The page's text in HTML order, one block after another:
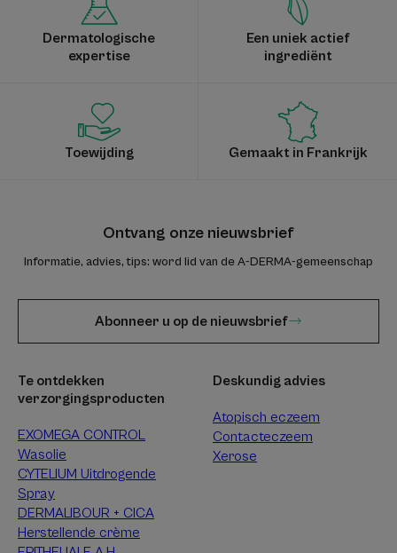
Dermatologische
expertise
Een uniek actief
ingrediënt
Toewijding Gemaakt in Frankrijk
Ontvang onze nieuwsbrief
Informatie, advies, tips: word lid van de A-DERMA-gemeenschap
Abonneer u op de nieuwsbrief
Te ontdekken
verzorgingsproducten
EXOMEGA CONTROL
Wasolie
CYTELIUM Uitdrogende
Spray
DERMALIBOUR + CICA
Herstellende crème
Deskundig advies
Atopisch eczeem
Contacteczeem
Xerose